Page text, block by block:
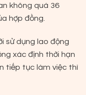
không quá 36
hợp đồng.
sử dụng lao động
xác định thời hạn
tiếp tục làm việc thì